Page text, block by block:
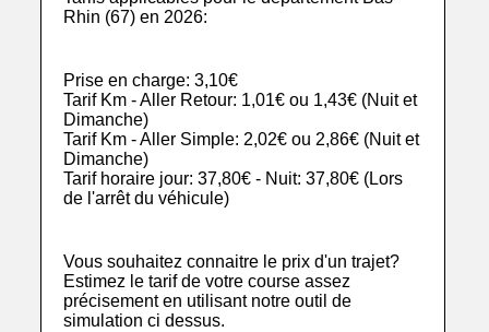
Rhin (67) en 2026:
Prise en charge: 3,10€
Tarif Km - Aller Retour: 1,01€ ou 1,43€ (Nuit et
Dimanche)
Tarif Km - Aller Simple: 2,02€ ou 2,86€ (Nuit et
Dimanche)
Tarif horaire jour: 37,80€ - Nuit: 37,80€ (Lors
de l'arrêt du véhicule)
Vous souhaitez connaitre le prix d'un trajet?
Estimez le tarif de votre course assez
précisement en utilisant notre outil de
simulation ci dessus.